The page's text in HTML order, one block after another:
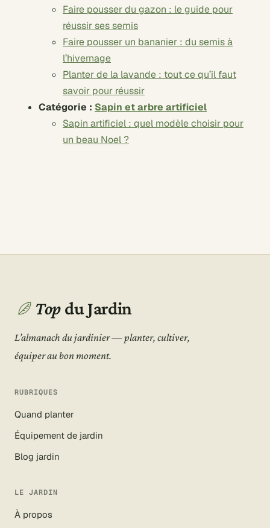
Faire pousser du gazon : le guide pour
réussir ses semis
Faire pousser un bananier : du semis à
l’hivernage
Planter de la lavande : tout ce qu’il faut
savoir pour réussir
Catégorie : Sapin et arbre artificiel
Sapin artificiel : quel modèle choisir pour
un beau Noel ?
Top du Jardin
L’almanach du jardinier — planter, cultiver,
équiper au bon moment.
RUBRIQUES
Quand planter
Équipement de jardin
Blog jardin
LE JARDIN
À propos